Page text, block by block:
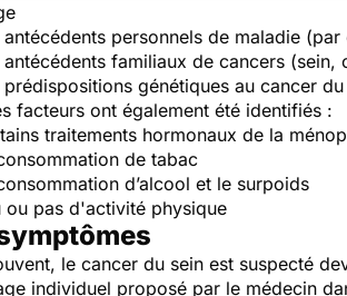
antécédents personnels de maladie
antécédents familiaux de cancers (sein,
prédispositions génétiques au cancer
facteurs ont également été identifiés :
traitements hormonaux de la
de tabac
d’alcool et le surpoids
ou pas d'activité physique
le cancer du sein est suspecté
individuel proposé par le médecin